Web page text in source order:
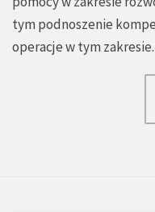
tym podnoszenie
operacje w tym zakresie.